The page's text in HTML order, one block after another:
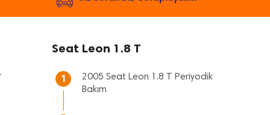
Seat Leon 1.8 T
1
2005 Seat Leon 1.8 T Periyodik
Bakım